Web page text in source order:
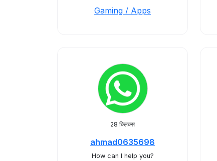
Gaming / Apps
28 क्लिक्स
ahmad0635698
How can I help you?